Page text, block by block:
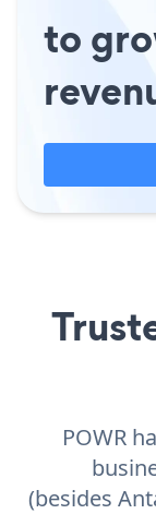
to
POWR
(besides